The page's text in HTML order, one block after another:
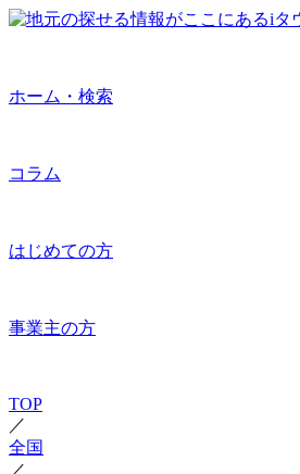
ホーム・検索
コラム
はじめての方
事業主の方
TOP
／
全国
／